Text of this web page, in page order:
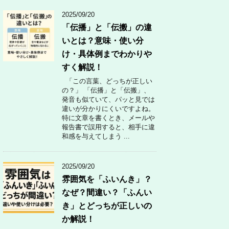
2025/09/20
「伝播」と「伝搬」の違
いとは？意味・使い分
け・具体例までわかりや
すく解説！
「この言葉、どっちが正しい
の？」 「伝播」と「伝搬」、
発音も似ていて、パッと見では
違いが分かりにくいですよね。
特に文章を書くとき、メールや
報告書で誤用すると、相手に違
和感を与えてしまう ...
2025/09/20
雰囲気を「ふいんき」？
なぜ？間違い？「ふんい
き」とどっちが正しいの
か解説！